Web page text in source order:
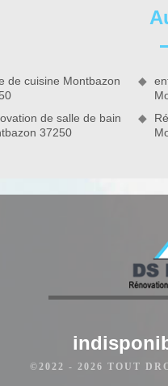
sur mesure
pas à faire appel à
votre projet. Que le
correctement tous
de cuisine Montbazon
de salle de bain
37250
©2022 - 2026 TOUT